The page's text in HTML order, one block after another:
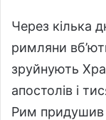
Через кілька
римляни
зруйнують
апостолів і
Рим придушив